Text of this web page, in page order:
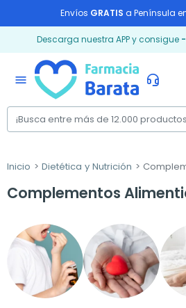
Envíos GRATIS a Península
Descarga nuestra APP y consigue
menu
Inicio Dietética y Nutrición
Complementos